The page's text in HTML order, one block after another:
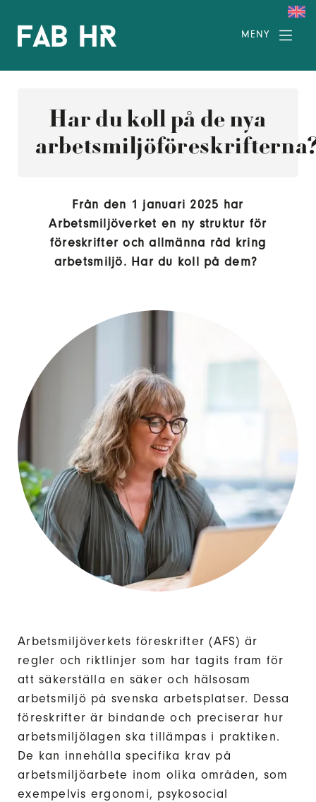
MENY
Har du koll på de nya
Från den 1 januari 2025 har
Arbetsmiljöverket en ny struktur för
föreskrifter och allmänna råd kring
arbetsmiljö. Har du koll på dem?
Arbetsmiljöverkets föreskrifter (AFS) är
regler och riktlinjer som har tagits fram för
att säkerställa en säker och hälsosam
arbetsmiljö på svenska arbetsplatser. Dessa
föreskrifter är bindande och preciserar hur
arbetsmiljölagen ska tillämpas i praktiken.
De kan innehålla specifika krav på
arbetsmiljöarbete inom olika områden, som
exempelvis ergonomi, psykosocial